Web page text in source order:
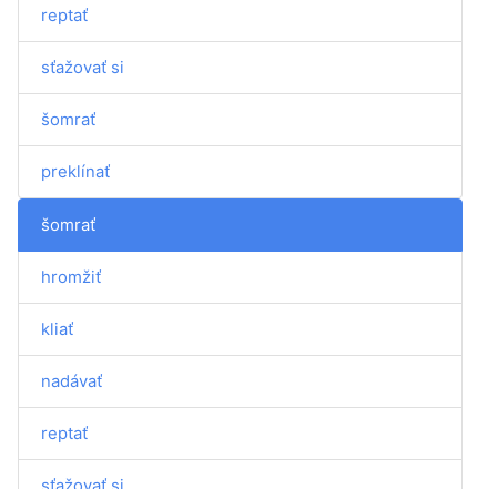
reptať
sťažovať si
šomrať
preklínať
šomrať
hromžiť
kliať
nadávať
reptať